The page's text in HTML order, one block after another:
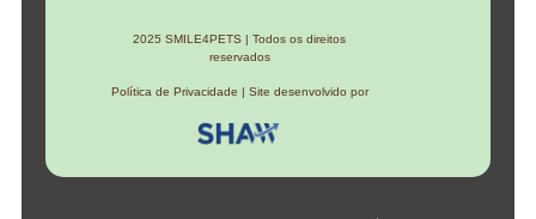
2025 SMILE4PETS | Todos os direitos
reservados
Política de Privacidade | Site desenvolvido por